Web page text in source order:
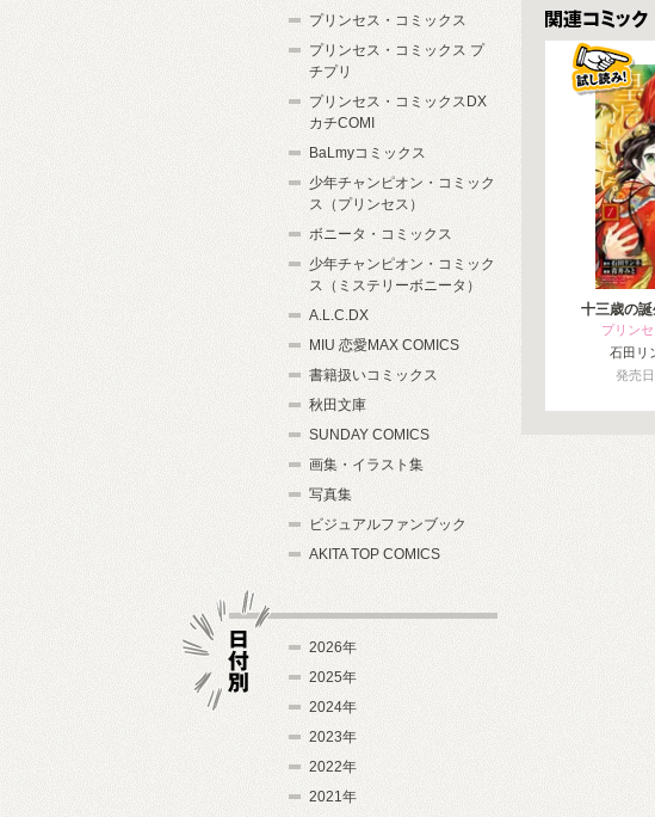
関連コミックス
十三歳の
プリン
石田リ
発売
プリンセス・コミックス
プリンセス・コミックス プ
チプリ
プリンセス・コミックスDX
カチCOMI
BaLmyコミックス
少年チャンピオン・コミック
ス（プリンセス）
ボニータ・コミックス
少年チャンピオン・コミック
ス（ミステリーボニータ）
A.L.C.DX
MIU 恋愛MAX COMICS
書籍扱いコミックス
秋田文庫
SUNDAY COMICS
画集・イラスト集
写真集
ビジュアルファンブック
AKITA TOP COMICS
2026年
2025年
2024年
2023年
2022年
2021年